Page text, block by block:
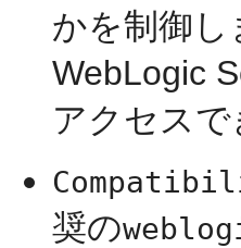
かを制御
WebLogic
アクセス
奨の